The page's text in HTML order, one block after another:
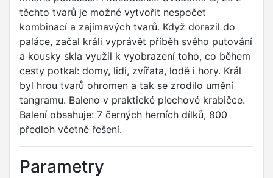
těchto tvarů je možné vytvořit nespočet
kombinací a zajímavých tvarů. Když dorazil do
paláce, začal králi vyprávět příběh svého putování
a kousky skla využil k vyobrazení toho, co během
cesty potkal: domy, lidi, zvířata, lodě i hory. Král
byl hrou tvarů ohromen a tak se zrodilo umění
tangramu. Baleno v praktické plechové krabičce.
Balení obsahuje: 7 černých herních dílků, 800
předloh včetně řešení.
Parametry